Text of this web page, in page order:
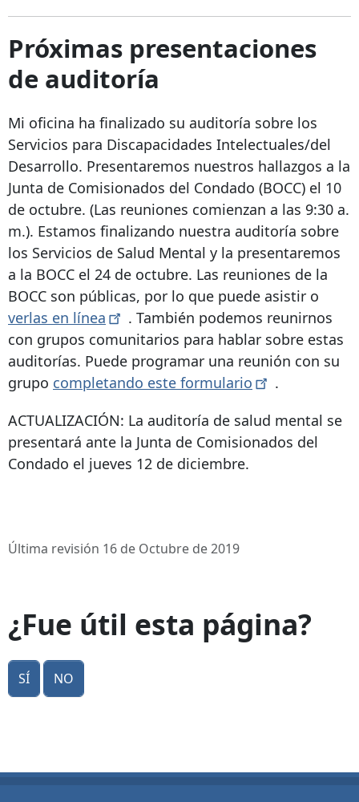
Próximas presentaciones
de auditoría
Mi oficina ha finalizado su auditoría sobre los
Servicios para Discapacidades Intelectuales/del
Desarrollo. Presentaremos nuestros hallazgos a la
Junta de Comisionados del Condado (BOCC) el 10
de octubre. (Las reuniones comienzan a las 9:30 a.
m.). Estamos finalizando nuestra auditoría sobre
los Servicios de Salud Mental y la presentaremos
a la BOCC el 24 de octubre. Las reuniones de la
BOCC son públicas, por lo que puede asistir o
verlas en línea
. También podemos reunirnos
con grupos comunitarios para hablar sobre estas
auditorías. Puede programar una reunión con su
grupo completando este formulario
.
ACTUALIZACIÓN: La auditoría de salud mental se
presentará ante la Junta de Comisionados del
Condado el jueves 12 de diciembre.
Última revisión 16 de Octubre de 2019
¿Fue útil esta página?
Sí No